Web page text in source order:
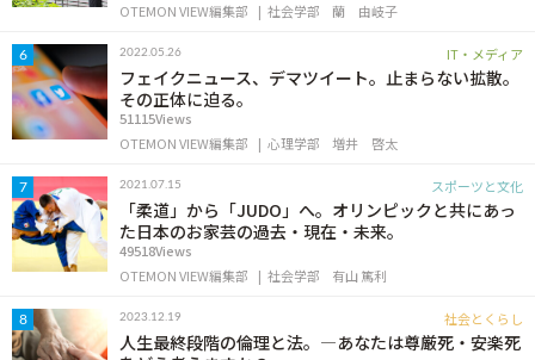
OTEMON VIEW編集部
社会学部 蘭 由岐子
6 2022.05.26 IT・メディア
フェイクニュース、デマツイート。止まらない拡散。
その正体に迫る。
51115Views
OTEMON VIEW編集部
心理学部 増井 啓太
7 2021.07.15 スポーツと文化
「柔道」から「JUDO」へ。オリンピックと共にあっ
た日本のお家芸の過去・現在・未来。
49518Views
OTEMON VIEW編集部
社会学部 有山 篤利
8 2023.12.19 社会とくらし
人生最終段階の倫理と法。―あなたは尊厳死・安楽死